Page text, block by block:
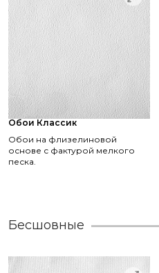
Обои Классик
Обои на флизелиновой
основе с фактурой мелкого
песка.
Бесшовные